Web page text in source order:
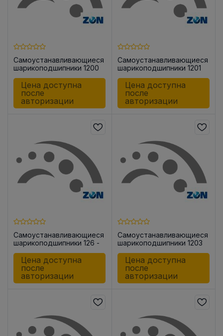
Самоустанавливающиеся
шарикоподшипники 1200
Цена доступна
после
авторизации
Самоустанавливающиеся
шарикоподшипники 1201
Цена доступна
после
авторизации
Самоустанавливающиеся
шарикоподшипники 126 -
Цена доступна
после
авторизации
Самоустанавливающиеся
шарикоподшипники 1203
Цена доступна
после
авторизации